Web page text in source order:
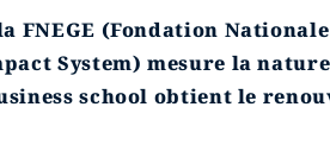
FNEGE (Fondation
System) mesure la
school obtient le